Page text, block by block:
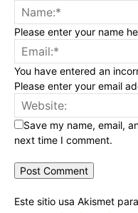
Please enter your name
You have entered an
Please enter your email
Save my name, email,
next time I comment.
Este sitio usa Akismet